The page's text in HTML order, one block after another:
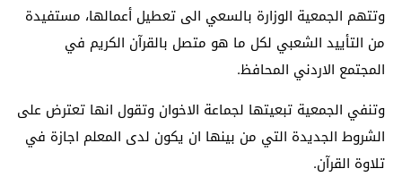
وتتهم الجمعية الوزارة بالسعي الى تعطيل أعمالها، مستفيدة
من التأييد الشعبي لكل ما هو متصل بالقرآن الكريم في
المجتمع الاردني المحافظ.
وتنفي الجمعية تبعيتها لجماعة الاخوان وتقول انها تعترض على
الشروط الجديدة التي من بينها ان يكون لدى المعلم اجازة في
تلاوة القرآن.